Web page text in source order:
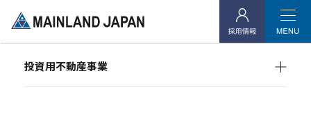
- 代表メッセージ
投資用不動産事業